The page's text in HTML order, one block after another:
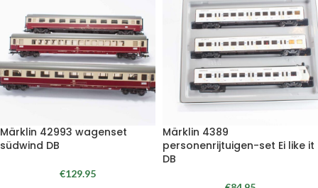
Märklin 42993 wagenset
südwind DB
€129.95
Märklin 4389
personenrijtuigen-set Ei like it
DB